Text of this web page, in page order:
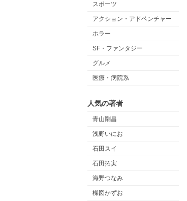
スポーツ
アクション・アドベンチャー
ホラー
SF・ファンタジー
グルメ
医療・病院系
人気の著者
青山剛昌
浅野いにお
石田スイ
石田拓実
海野つなみ
楳図かずお